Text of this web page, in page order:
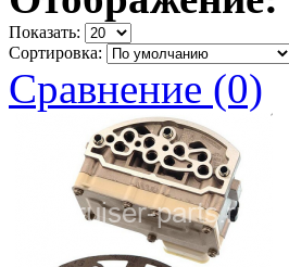
Показать:
Сортировка:
Сравнение (0)